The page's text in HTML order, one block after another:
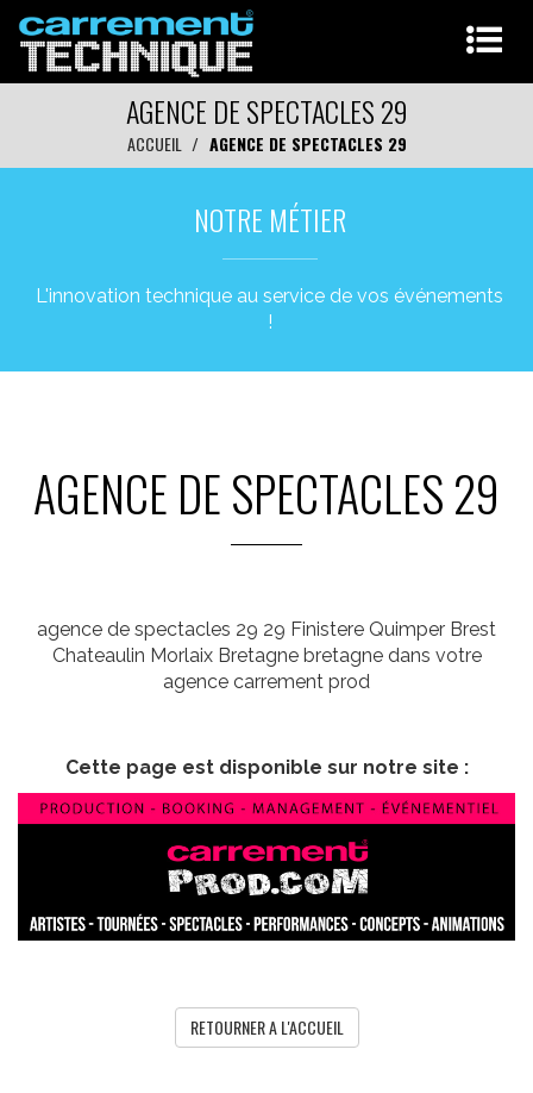
AGENCE DE SPECTACLES 29
ACCUEIL AGENCE DE SPECTACLES 29
NOTRE MÉTIER
L'innovation technique au service de vos événements
!
AGENCE DE SPECTACLES 29
agence de spectacles 29 29 Finistere Quimper Brest
Chateaulin Morlaix Bretagne bretagne dans votre
agence carrement prod
Cette page est disponible sur notre site :
RETOURNER A L'ACCUEIL